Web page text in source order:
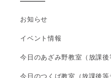
お知らせ
イベント情報
今日のあざみ野教室（放課後
今日のつくば教室（放課後等